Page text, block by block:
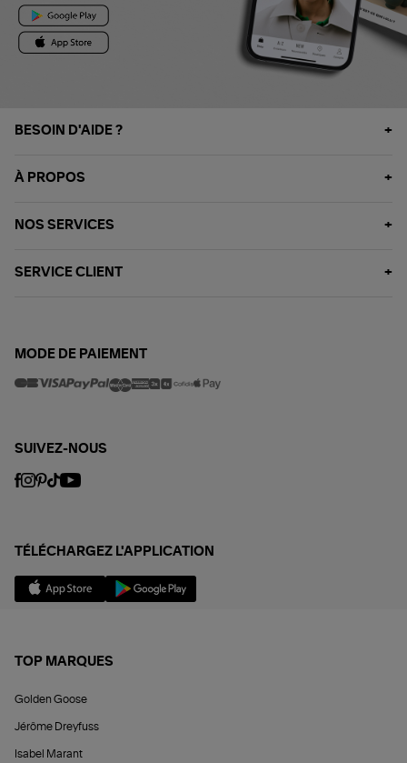
BESOIN D'AIDE ?
À PROPOS
NOS SERVICES
SERVICE CLIENT
MODE DE PAIEMENT
SUIVEZ-NOUS
TÉLÉCHARGEZ L'APPLICATION
TOP MARQUES
Golden Goose
Jérôme Dreyfuss
Isabel Marant